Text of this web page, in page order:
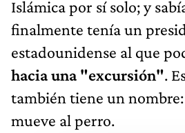
Islámica por sí solo; y
finalmente tenía un
estadounidense al que
hacia una "excursión".
también tiene un
mueve al perro.